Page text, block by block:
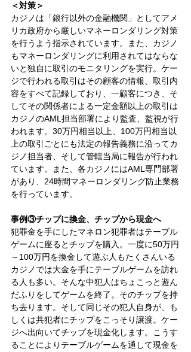
＜対策＞
カジノは「銀行以外の金融機関」としてアメ
リカ政府から厳しいマネーロンダリング対策
を行うよう指示されています。また、カジノ
もマネーロンダリングに利用されてはならな
いと独自に取引のモニタリングを実行。ケー
ジで行われる取引はその顧客の情報、取引内
容をすべて記録しており、一顧客につき、そ
してその関係者による一定金額以上の取引は
カジノのAML担当部署により監査、監視が行
われます。30万円相当以上、100万円相当以
上の取引ごとにも法定の報告義務に沿ってカ
ジノ担当者、そして管轄当局に報告が行われ
ています。また、各カジノにはAML専門部署
があり、24時間マネーロンダリング防止業務
を行っています。
事例③チップに換金、チップから現金へ
犯罪金を手にしたマネロン犯罪者はテーブル
ゲームに座るとチップを購入。一度に50万円
～100万円を換金して遊ぶ人もたくさんいる
カジノでは大金を手にテーブルゲームを訪れ
る人も多い。そんな中犯人はちょこっと遊ん
だふりをしてゲームを終了。そのチップを持
ち去ります。そして同じその犯人自身が、も
しくは共犯者にチップをこっそり譲渡。ケー
ジへ出向いてチップを現金化します。こうす
ることによりテーブルゲームを通して現金を